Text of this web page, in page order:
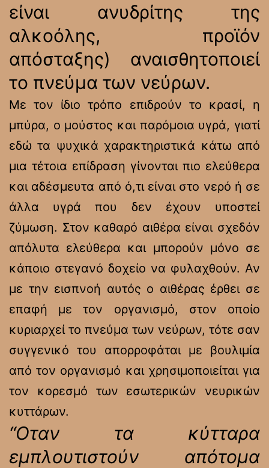
είναι ανυδρίτης της
αλκοόλης, προϊόν
απόσταξης) αναισθητοποιεί
το πνεύμα των νεύρων.
Με τον ίδιο τρόπο επιδρούν το κρασί, η
μπύρα, ο μούστος και παρόμοια υγρά, γιατί
εδώ τα ψυχικά χαρακτηριστικά κάτω από
μια τέτοια επίδραση γίνονται πιο ελεύθερα
και αδέσμευτα από ό,τι είναι στο νερό ή σε
άλλα υγρά που δεν έχουν υποστεί
ζύμωση. Στον καθαρό αιθέρα είναι σχεδόν
απόλυτα ελεύθερα και μπορούν μόνο σε
κάποιο στεγανό δοχείο να φυλαχθούν. Αν
με την εισπνοή αυτός ο αιθέρας έρθει σε
επαφή με τον οργανισμό, στον οποίο
κυριαρχεί το πνεύμα των νεύρων, τότε σαν
συγγενικό του απορροφάται με βουλιμία
από τον οργανισμό και χρησιμοποιείται για
τον κορεσμό των εσωτερικών νευρικών
κυττάρων.
“Οταν τα κύτταρα
εμπλουτιστούν απότομα